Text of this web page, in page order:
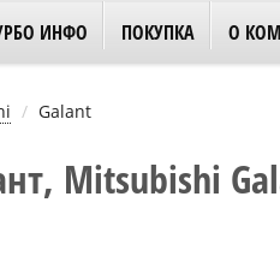
ИНФО ПОКУПКА О
Galant
Mitsubishi